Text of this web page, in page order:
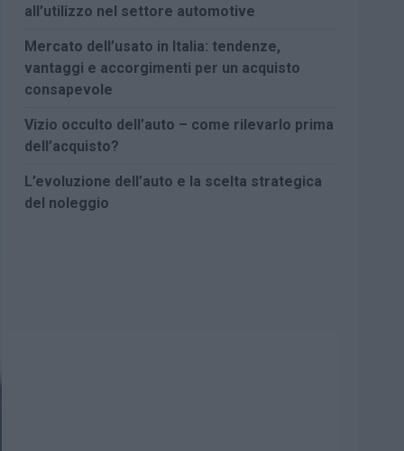
all’utilizzo nel settore automotive
Mercato dell’usato in Italia: tendenze,
vantaggi e accorgimenti per un acquisto
consapevole
Vizio occulto dell’auto – come rilevarlo prima
dell’acquisto?
L’evoluzione dell’auto e la scelta strategica
del noleggio